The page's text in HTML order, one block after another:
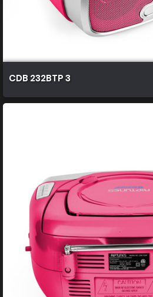
CDB 232BTP 3